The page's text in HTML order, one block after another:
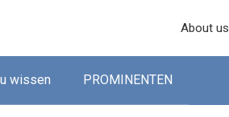
About us
wissen PROMINENTEN